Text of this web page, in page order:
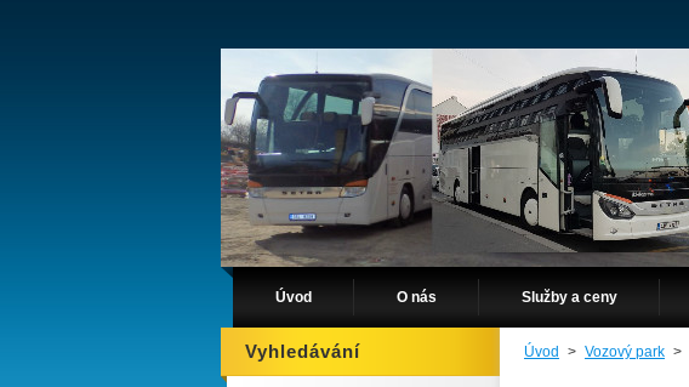
Úvod O nás Služby a ceny
Úvod > Vozový park >
Vyhledávání